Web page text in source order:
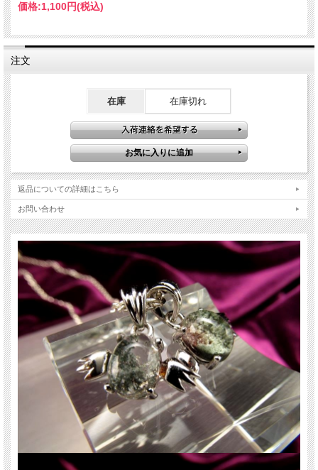
ガーデンクォーツペンダントトップ
商品説明
かわいい天使型のエンジェルペンダントトップ！入荷です。
透明感のある水晶体にクローライトなどの鉱物が入りこみ、まるで庭園のような
グリーンやブラウン、希少な白など様々な色の鉱物が織り成す模様は唯一無二の
他の天然石には無い魅力があります。
その美しさから性別や年齢を問わずファンの多い天然石です！
※サイズは目安です。 細かな誤差が出る場合があります。
ます。
※天然石商品には色みや内包物の量に個体差があります。
スプレイ環境によって表示される色みに差が出る場合があります。ご了承くださ
い。
※羽の部分が尖っているものがございます。お取り扱いにご注意ください。
関連キーワード
天然石 パワーストーン 海外直輸入 バイヤー厳選 プレゼント ギフト メンズ レデ
ィース 卸し 卸価格 実店舗 ハンドメイド サイズ直し コムローズ comrose
価格:1,100円(税込)
注文
在庫 在庫切れ
返品についての詳細はこちら
お問い合わせ